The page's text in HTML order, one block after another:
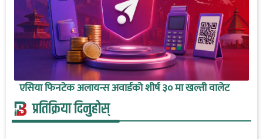
एसिया फिनटेक अलायन्स अवार्डको शीर्ष ३० मा खल्ती वालेट
प्रतिक्रिया दिनुहोस्